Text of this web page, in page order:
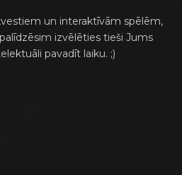
un interaktīvām spēlēm,
izvēlēties tieši Jums
pavadīt laiku. ;)